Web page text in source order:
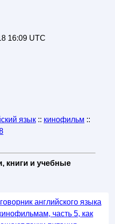
16:09 UTC
язык:: кинофильм ::
книги и учебные
английского языка
часть 5, как